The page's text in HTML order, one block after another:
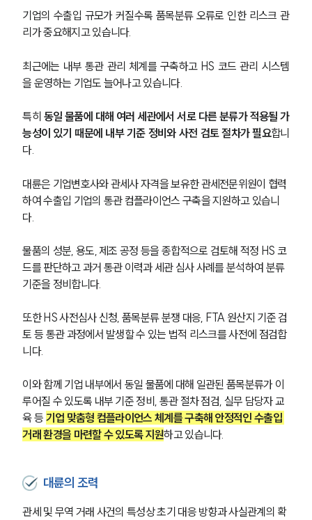
기업의 수출입 규모가 커질수록 품목분류 오류로 인한 리스크 관
리가 중요해지고 있습니다.
최근에는 내부 통관 관리 체계를 구축하고 HS 코드 관리 시스템
을 운영하는 기업도 늘어나고 있습니다.
특히 동일 물품에 대해 여러 세관에서 서로 다른 분류가 적용될 가
능성이 있기 때문에 내부 기준 정비와 사전 검토 절차가 필요합니
다.
대륜은 기업변호사와 관세사 자격을 보유한 관세전문위원이 협력
하여 수출입 기업의 통관 컴플라이언스 구축을 지원하고 있습니
다.
물품의 성분, 용도, 제조 공정 등을 종합적으로 검토해 적정 HS 코
드를 판단하고 과거 통관 이력과 세관 심사 사례를 분석하여 분류
기준을 정비합니다.
또한 HS 사전심사 신청, 품목분류 분쟁 대응, FTA 원산지 기준 검
토 등 통관 과정에서 발생할 수 있는 법적 리스크를 사전에 점검합
니다.
이와 함께 기업 내부에서 동일 물품에 대해 일관된 품목분류가 이
루어질 수 있도록 내부 기준 정비, 통관 절차 점검, 실무 담당자 교
육 등 기업 맞춤형 컴플라이언스 체계를 구축해 안정적인 수출입
거래 환경을 마련할 수 있도록 지원하고 있습니다.
대륜의 조력
관세 및 무역 거래 사건의 특성상 초기 대응 방향과 사실관계의 확